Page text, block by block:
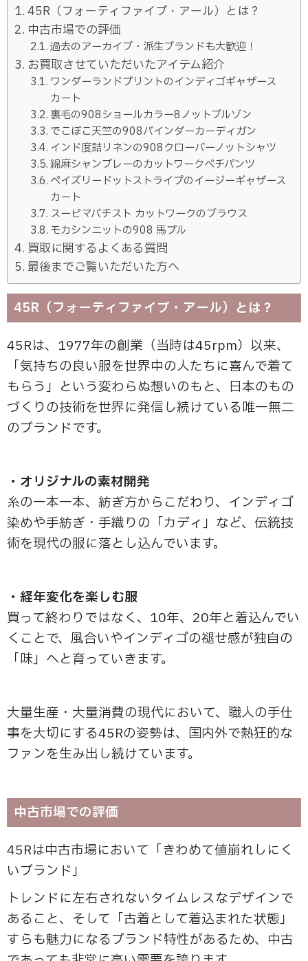
45R（フォーティファイブ・アール）とは？
中古市場での評価
過去のアーカイブ・派生ブランドも大歓迎！
お買取させていただいたアイテム紹介
ワンダーランドプリントのインディゴギャザース
カート
裏毛の908ショールカラー8ノットブルゾン
でこぼこ天竺の908バインダーカーディガン
インド度詰リネンの908クローバーノットシャツ
綿麻シャンブレーのカットワークペチパンツ
ペイズリードットストライプのイージーギャザース
カート
スーピマバチスト カットワークのブラウス
モカシンニットの908 馬プル
買取に関するよくある質問
最後までご覧いただいた方へ
45R（フォーティファイブ・アール）とは？
45Rは、1977年の創業（当時は45rpm）以来、
「気持ちの良い服を世界中の人たちに喜んで着て
もらう」という変わらぬ想いのもと、日本のもの
づくりの技術を世界に発信し続けている唯一無二
のブランドです。
・オリジナルの素材開発
糸の一本一本、紡ぎ方からこだわり、インディゴ
染めや手紡ぎ・手織りの「カディ」など、伝統技
術を現代の服に落とし込んでいます。
・経年変化を楽しむ服
買って終わりではなく、10年、20年と着込んでい
くことで、風合いやインディゴの褪せ感が独自の
「味」へと育っていきます。
大量生産・大量消費の現代において、職人の手仕
事を大切にする45Rの姿勢は、国内外で熱狂的な
ファンを生み出し続けています。
中古市場での評価
45Rは中古市場において「きわめて値崩れしにく
いブランド」
トレンドに左右されないタイムレスなデザインで
あること、そして「古着として着込まれた状態」
すらも魅力になるブランド特性があるため、中古